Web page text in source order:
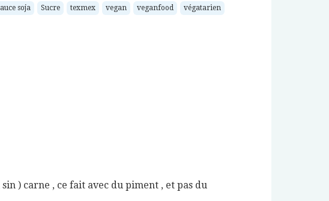
soja Sucre texmex vegan veganfood végatarien
) carne , ce fait avec du piment , et pas du